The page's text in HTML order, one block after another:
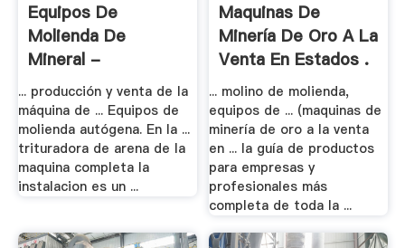
Equipos De
Molienda De
Mineral -
Trituradora De .
... producción y venta de la
máquina de ... Equipos de
molienda autógena. En la ...
trituradora de arena de la
maquina completa la
instalacion es un ...
Maquinas De
Minería De Oro A La
Venta En Estados .
... molino de molienda,
equipos de ... (maquinas de
minería de oro a la venta
en ... la guía de productos
para empresas y
profesionales más
completa de toda la ...